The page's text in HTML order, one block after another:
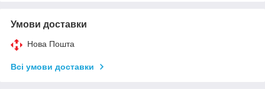
Умови доставки
Нова Пошта
Всі умови доставки